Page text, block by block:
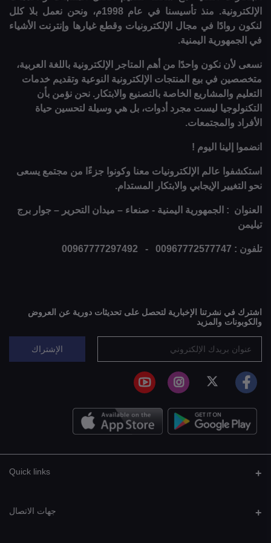
الإلكترونية. منذ تأسيسنا في عام 1998م، ونحن نعمل بلا كلل
لنكون روادًا في مجال الإلكترونيات وقطع غيارها وإنترنت الأشياء
في الجمهورية اليمنية.
نسعى لأن نكون واحدًا من أهم المتاجر الإلكترونية باللغة العربية،
متخصصين في بيع المنتجات الإلكترونية النوعية وتقديم خدمات
التعليم والمشاريع الخاصة بالتصنيع والابتكار. نحن نؤمن بأن
التكنولوجيا ليست مجرد أدوات، بل هي وسيلة لتحسين حياة
الأفراد والمجتمعات.
انضموا إلينا اليوم !
استكشفوا عالم الإلكترونيات معنا وكونوا جزءًا من مجتمع يسعى
نحو التغيير الإيجابي والابتكار المستدام.
العنوان : الجمهورية اليمنية - صنعاء – ميدان التحرير – جوار برج
تيليمن
تلفون : 00967772577747 - 00967777297492
اشترك في نشرتنا الإخبارية لتحصل على تحديثات دورية عن العروض
والكوبونات والمزيد
الإشتراك
Quick links
جهات الاتصال